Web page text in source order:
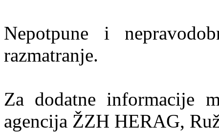
Nepotpune i
razmatranje.
Za dodatne informacije
agencija ŽZH HERAG,